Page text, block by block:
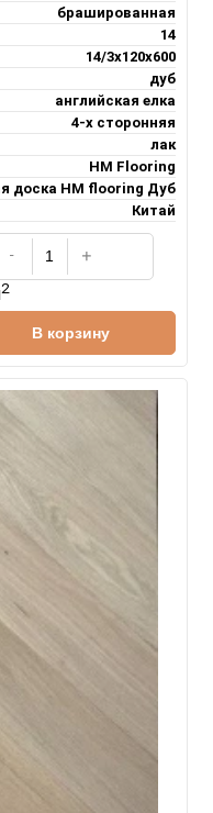
брашированная
14
14/3х120х600
дуб
английская елка
4-х сторонняя
лак
HM Flooring
доска НM flooring Дуб
Китай
2
В корзину